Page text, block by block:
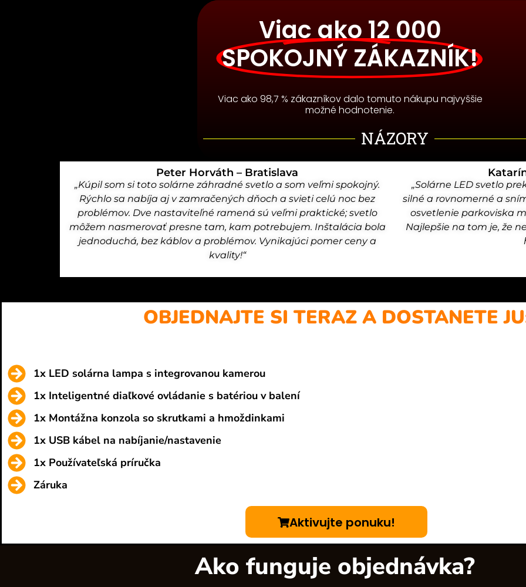
Viac ako 12 000
SPOKOJNÝ ZÁKAZNÍK!
Viac ako 98,7 % zákazníkov dalo tomuto nákupu najvyššie
možné hodnotenie.
NÁZORY
Peter Horváth – Bratislava
„Kúpil som si toto solárne záhradné svetlo a som veľmi spokojný.
Rýchlo sa nabíja aj v zamračených dňoch a svieti celú noc bez
problémov. Dve nastaviteľné ramená sú veľmi praktické; svetlo
môžem nasmerovať presne tam, kam potrebujem. Inštalácia bola
jednoduchá, bez káblov a problémov. Vynikajúci pomer ceny a
kvality!“
„Solárne LED svetlo
silné a rovnomerné a
osvetlenie parkoviska
Najlepšie na tom je, že
OBJEDNAJTE SI TERAZ A DOSTANETE
1x LED solárna lampa s integrovanou kamerou
1x Inteligentné diaľkové ovládanie s batériou v balení
1x Montážna konzola so skrutkami a hmoždinkami
1x USB kábel na nabíjanie/nastavenie
1x Používateľská príručka
Záruka
Aktivujte ponuku!
Ako funguje objednávka?